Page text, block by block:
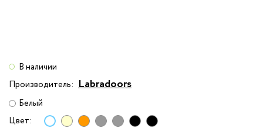
В наличии
Производитель: Labradoors
Белый
Цвет: